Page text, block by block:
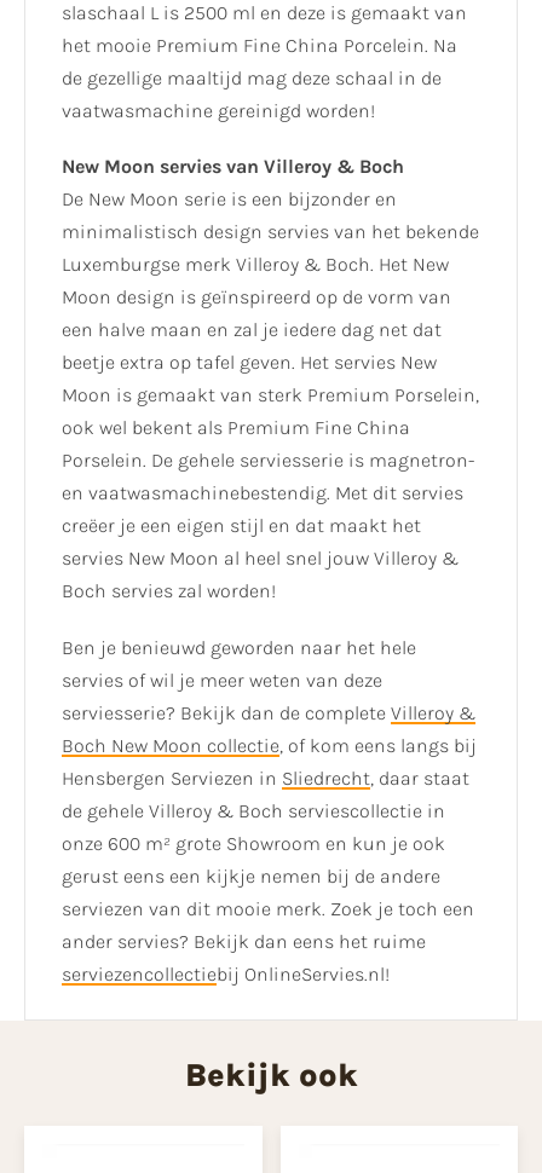
slaschaal L is 2500 ml en deze is gemaakt van
het mooie Premium Fine China Porcelein. Na
de gezellige maaltijd mag deze schaal in de
vaatwasmachine gereinigd worden!
New Moon servies van Villeroy & Boch
De New Moon serie is een bijzonder en
minimalistisch design servies van het bekende
Luxemburgse merk Villeroy & Boch. Het New
Moon design is geïnspireerd op de vorm van
een halve maan en zal je iedere dag net dat
beetje extra op tafel geven. Het servies New
Moon is gemaakt van sterk Premium Porselein,
ook wel bekent als Premium Fine China
Porselein. De gehele serviesserie is magnetron-
en vaatwasmachinebestendig. Met dit servies
creëer je een eigen stijl en dat maakt het
servies New Moon al heel snel jouw Villeroy &
Boch servies zal worden!
Ben je benieuwd geworden naar het hele
servies of wil je meer weten van deze
serviesserie? Bekijk dan de complete Villeroy &
Boch New Moon collectie, of kom eens langs bij
Hensbergen Serviezen in Sliedrecht, daar staat
de gehele Villeroy & Boch serviescollectie in
onze 600 m² grote Showroom en kun je ook
gerust eens een kijkje nemen bij de andere
serviezen van dit mooie merk. Zoek je toch een
ander servies? Bekijk dan eens het ruime
serviezencollectiebij OnlineServies.nl!
Bekijk ook